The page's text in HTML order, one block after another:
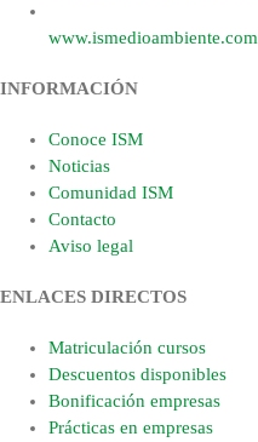
www.ismedioambiente.com
INFORMACIÓN
Conoce ISM
Noticias
Comunidad ISM
Contacto
Aviso legal
ENLACES DIRECTOS
Matriculación cursos
Descuentos disponibles
Bonificación empresas
Prácticas en empresas